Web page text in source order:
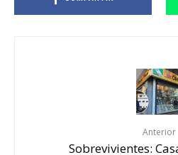
Anterior
Sobrevivientes: